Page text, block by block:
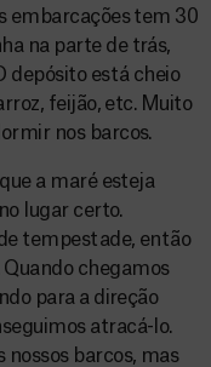
embarcações tem 30
na parte de trás,
depósito está cheio
feijão, etc. Muito
nos barcos.
a maré esteja
lugar certo.
tempestade, então
chegamos
para a direção
atracá-lo.
nossos barcos, mas